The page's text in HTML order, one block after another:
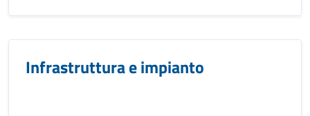
Infrastruttura e impianto